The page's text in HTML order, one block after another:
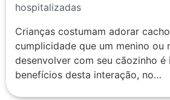
hospitalizadas
Crianças costumam adorar
cumplicidade que um menino ou
desenvolver com seu cãozinho é
benefícios desta interação, no…